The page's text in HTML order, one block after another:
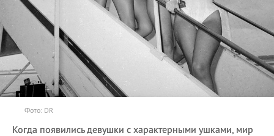
Фото: DR
Когда появились девушки с характерными ушками, мир